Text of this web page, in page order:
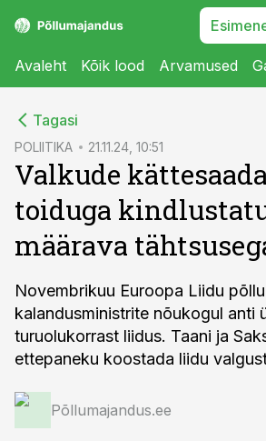
Avaleht Kõik lood Arvamused
Tagasi
POLIITIKA 21.11.24, 10:51
Valkude
toiduga
määrava
Novembrikuu Euroopa Liidu
kalandusministrite nõukogul anti
turuolukorrast liidus. Taani ja
ettepaneku koostada liidu
Põllumajandus.ee